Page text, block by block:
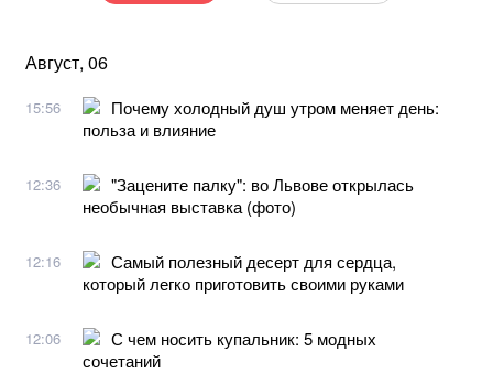
Август, 06
15:56
Почему холодный душ утром меняет день:
польза и влияние
12:36
"Зацените палку": во Львове открылась
необычная выставка (фото)
12:16
Самый полезный десерт для сердца,
который легко приготовить своими руками
12:06
С чем носить купальник: 5 модных
сочетаний